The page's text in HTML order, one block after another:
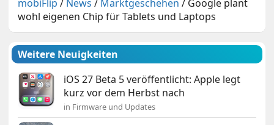
mobiFlip / News / Marktgeschehen / Google plant
wohl eigenen Chip für Tablets und Laptops
Weitere Neuigkeiten
iOS 27 Beta 5 veröffentlicht: Apple legt
kurz vor dem Herbst nach
in Firmware und Updates